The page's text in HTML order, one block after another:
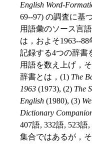
English Word-
69--97) の調査に基
用語彙のソース言
は，およそ1963--
記録する4つの辞書
用語を数え上げ，
辞書とは，(1) The
1963 (1973), (2) The
English (1980), (3)
Dictionary
407語, 332語, 523
集合ではあるが，